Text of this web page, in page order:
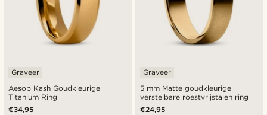
Aesop Kash Goudkleurige
Titanium Ring
Graveer
€34,95
5 mm Matte goudkleurige
verstelbare roestvrijstalen ring
Graveer
€24,95